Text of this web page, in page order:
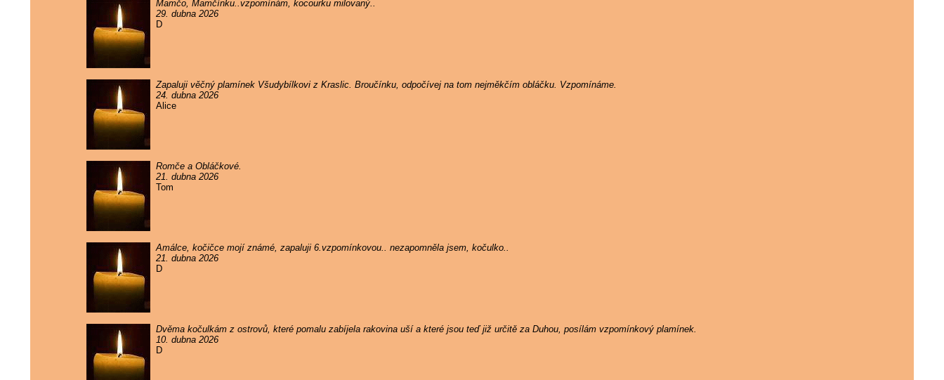
Mamčo, Mamčínku..vzpomínám, kocourku milovaný..
29. dubna 2026
D
Zapaluji věčný plamínek Všudybílkovi z Kraslic. Broučínku, odpočívej na tom nejměkčím obláčku. Vzpomínáme.
24. dubna 2026
Alice
Romče a Obláčkové.
21. dubna 2026
Tom
Amálce, kočičce mojí známé, zapaluji 6.vzpomínkovou.. nezapomněla jsem, kočulko..
21. dubna 2026
D
Dvěma kočulkám z ostrovů, které pomalu zabíjela rakovina uší a které jsou teď již určitě za Duhou, posílám vzpomínkový plamínek.
10. dubna 2026
D